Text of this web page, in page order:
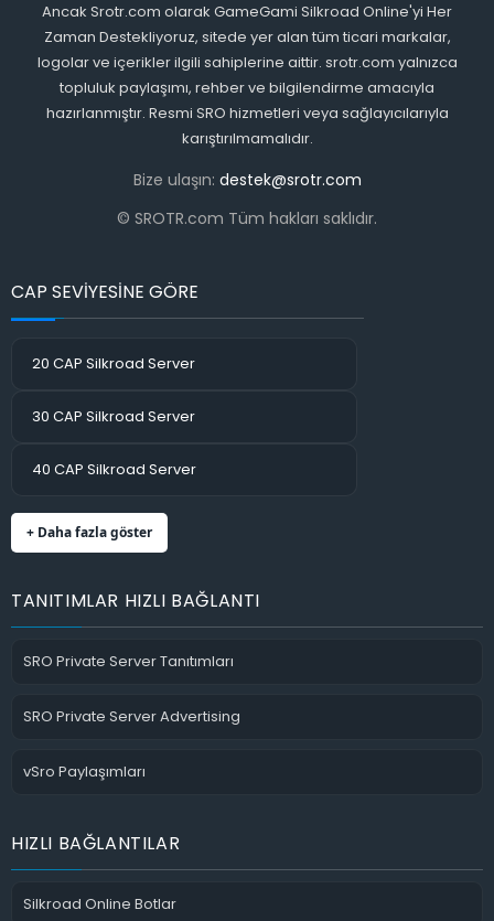
Ancak Srotr.com olarak GameGami Silkroad Online'yi Her
Zaman Destekliyoruz, sitede yer alan tüm ticari markalar,
logolar ve içerikler ilgili sahiplerine aittir. srotr.com yalnızca
topluluk paylaşımı, rehber ve bilgilendirme amacıyla
hazırlanmıştır. Resmi SRO hizmetleri veya sağlayıcılarıyla
karıştırılmamalıdır.
Bize ulaşın: destek@srotr.com
© SROTR.com Tüm hakları saklıdır.
CAP SEVİYESİNE GÖRE
20 CAP Silkroad Server
30 CAP Silkroad Server
40 CAP Silkroad Server
+ Daha fazla göster
TANITIMLAR HIZLI BAĞLANTI
SRO Private Server Tanıtımları
SRO Private Server Advertising
vSro Paylaşımları
HIZLI BAĞLANTILAR
Silkroad Online Botlar